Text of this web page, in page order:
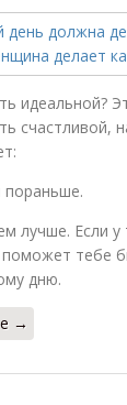
идеальной?
счастливой,
лучше. Если
тебе
дню.
→